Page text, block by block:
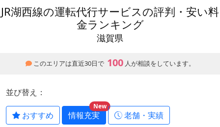
JR湖西線の運転代行サービスの評判・安い料
金ランキング
滋賀県
このエリアは直近30日で 100 人が相談をしています。
並び替え：
おすすめ 情報充実
New
老舗・実績